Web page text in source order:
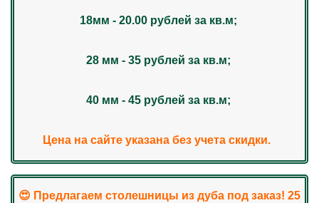
18мм - 20.00 рублей за кв.м;
28 мм - 35 рублей за кв.м;
40 мм - 45 рублей за кв.м;
Цена на сайте указана без учета скидки.
😍 Предлагаем столешницы из дуба под заказ! 25